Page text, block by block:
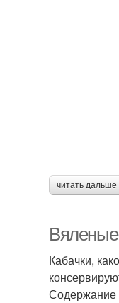
читать
Вяленые
Кабачки,
Содержание